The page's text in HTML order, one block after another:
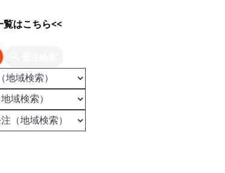
覧はこちら<<